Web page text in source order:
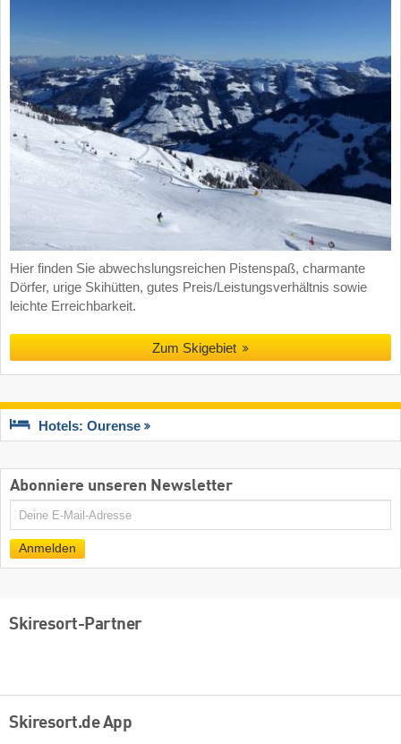
Hier finden Sie abwechslungsreichen Pistenspaß, charmante
Dörfer, urige Skihütten, gutes Preis/Leistungsverhältnis sowie
leichte Erreichbarkeit.
Zum Skigebiet
Hotels: Ourense
Abonniere unseren Newsletter
E-
Anmelden
Skiresort-Partner
Skiresort.de App